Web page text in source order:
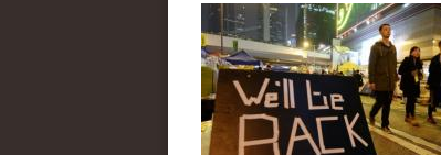
reporters_18475535.jpg